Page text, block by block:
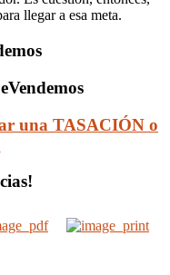
llegar a esa meta.
una TASACIÓN o